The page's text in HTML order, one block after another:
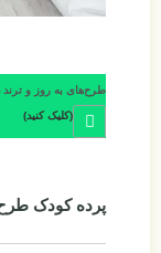
طرح‌های به روز و ترند
(کلیک کنید)
پرده کودک